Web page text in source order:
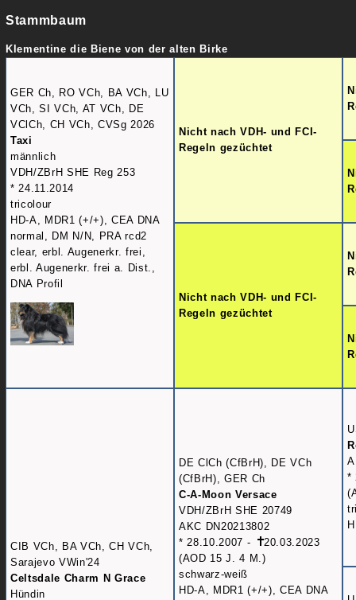
Stammbaum
Klementine die Biene von der alten Birke
GER Ch, RO VCh, BA VCh, LU
VCh, SI VCh, AT VCh, DE
VClCh, CH VCh, CVSg 2026
Taxi
männlich
VDH/ZBrH SHE Reg 253
* 24.11.2014
tricolour
HD-A, MDR1 (+/+), CEA DNA
normal, DM N/N, PRA rcd2
clear, erbl. Augenerkr. frei,
erbl. Augenerkr. frei a. Dist.,
DNA Profil
Nicht nach VDH- und FCI-
Regeln gezüchtet
Nicht nach VDH- und FCI-
Regeln gezüchtet
CIB VCh, BA VCh, CH VCh,
Sarajevo VWin'24
Celtsdale Charm N Grace
Hündin
DE ClCh (CfBrH), DE VCh
(CfBrH), GER Ch
C-A-Moon Versace
VDH/ZBrH SHE 20749
AKC DN20213802
* 28.10.2007 -
20.03.2023
(AOD 15 J. 4 M.)
schwarz-weiß
HD-A, MDR1 (+/+), CEA DNA
*